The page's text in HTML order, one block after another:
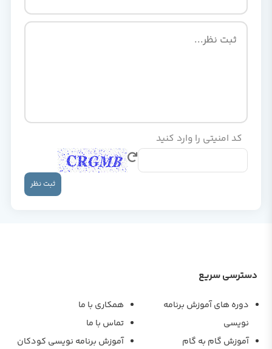
کد امنیتی را وارد کنید
ثبت نظر
دسترسی سریع
دوره های آموزش برنامه
نویسی
آموزش گام به گام
همکاری با ما
تماس با ما
آموزش برنامه نویسی کودکان